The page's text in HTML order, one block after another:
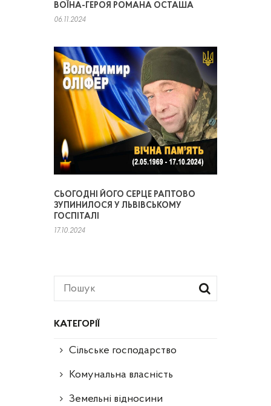
КАТЕГОРІЇ
Сільське господарство
Комунальна власність
Земельні відносини
ВОЇНА-ГЕРОЯ РОМАНА ОСТАША
06.11.2024
СЬОГОДНІ ЙОГО СЕРЦЕ РАПТОВО
ЗУПИНИЛОСЯ У ЛЬВІВСЬКОМУ
ГОСПІТАЛІ
17.10.2024